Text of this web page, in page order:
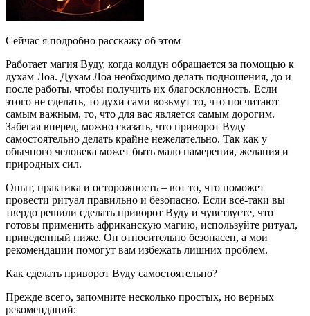
Сейчас я подробно расскажу об этом
Работает магия Вуду, когда колдун обращается за помощью к
духам Лоа. Духам Лоа необходимо делать подношения, до и
после работы, чтобы получить их благосклонность. Если
этого не сделать, то духи сами возьмут то, что посчитают
самым важным, то, что для вас является самым дорогим.
Забегая вперед, можно сказать, что приворот Вуду
самостоятельно делать крайне нежелательно. Так как у
обычного человека может быть мало намерения, желания и
природных сил.
Опыт, практика и осторожность – вот то, что поможет
провести ритуал правильно и безопасно. Если всё-таки вы
твердо решили сделать приворот Вуду и чувствуете, что
готовы применить африканскую магию, используйте ритуал,
приведенный ниже. Он относительно безопасен, а мои
рекомендации помогут вам избежать лишних проблем.
Как сделать приворот Вуду самостоятельно?
Прежде всего, запомните несколько простых, но верных
рекомендаций: